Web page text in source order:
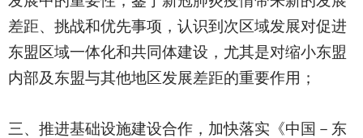
差距、挑战和优先事项，认识到次区域发展对促进
东盟区域一体化和共同体建设，尤其是对缩小东盟
内部及东盟与其他地区发展差距的重要作用；
三、推进基础设施建设合作，加快落实《中国－东